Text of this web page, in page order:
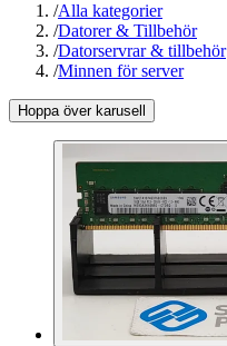
/Alla kategorier
/Datorer & Tillbehör
/Datorservrar & tillbehör
/Minnen för server
Hoppa över karusell